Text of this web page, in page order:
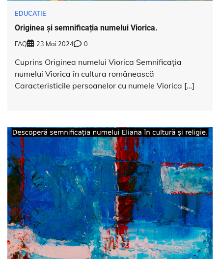
EDUCATIE
Originea și semnificația numelui Viorica.
FAQ 23 Mai 2024 0
Cuprins Originea numelui Viorica Semnificația
numelui Viorica în cultura românească
Caracteristicile persoanelor cu numele Viorica […]